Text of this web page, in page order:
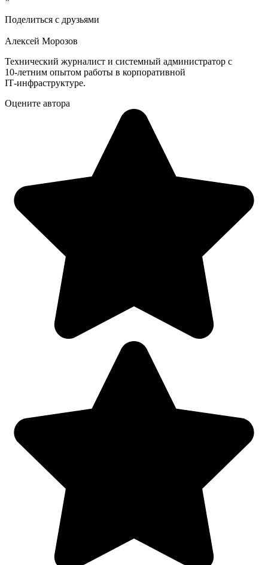
Поделиться с друзьями
Алексей Морозов
Технический журналист и системный администратор с
10‑летним опытом работы в корпоративной
IT‑инфраструктуре.
Оцените автора